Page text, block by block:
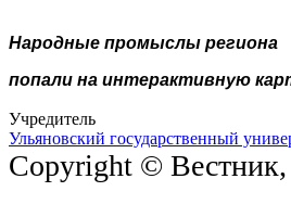
Народные промыслы региона
попали на интерактивную
Учредитель
Ульяновский государственный
Copyright © Вестник,